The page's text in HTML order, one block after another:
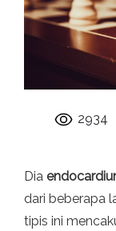
2934
Dia
dari beberapa
tipis ini